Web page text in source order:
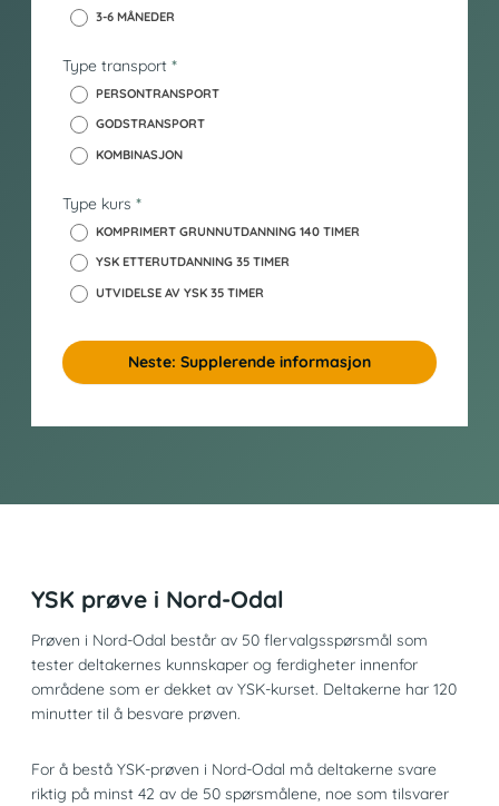
_
3-6 MÅNEDER
Type transport *
PERSONTRANSPORT
GODSTRANSPORT
KOMBINASJON
Type kurs *
KOMPRIMERT GRUNNUTDANNING 140 TIMER
YSK ETTERUTDANNING 35 TIMER
UTVIDELSE AV YSK 35 TIMER
Neste: Supplerende informasjon
YSK prøve i Nord-Odal
Prøven i Nord-Odal består av 50 flervalgsspørsmål som
tester deltakernes kunnskaper og ferdigheter innenfor
områdene som er dekket av YSK-kurset. Deltakerne har 120
minutter til å besvare prøven.
For å bestå YSK-prøven i Nord-Odal må deltakerne svare
riktig på minst 42 av de 50 spørsmålene, noe som tilsvarer